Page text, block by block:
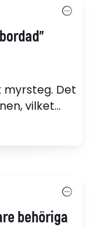
Det
vilket
behöriga